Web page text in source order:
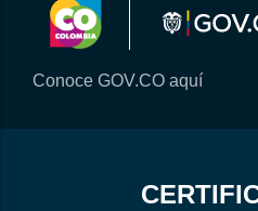
Conoce GOV.CO aquí